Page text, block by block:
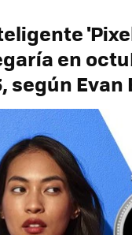
en
según Evan